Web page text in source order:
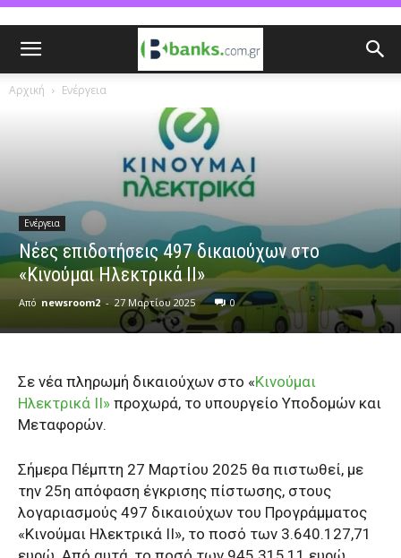
Αρχική Ενέργεια
Ενέργεια
Νέες επιδοτήσεις 497 δικαιούχων στο
«Κινούμαι Ηλεκτρικά ΙΙ»
Από newsroom2 - 27 Μαρτίου 2025 0
Σε νέα πληρωμή δικαιούχων στο «Κινούμαι
Ηλεκτρικά ΙΙ» προχωρά, το υπουργείο Υποδομών και
Μεταφορών.
Σήμερα Πέμπτη 27 Μαρτίου 2025 θα πιστωθεί, με
την 25η απόφαση έγκρισης πίστωσης, στους
λογαριασμούς 497 δικαιούχων του Προγράμματος
«Κινούμαι Ηλεκτρικά ΙΙ», το ποσό των 3.640.127,71